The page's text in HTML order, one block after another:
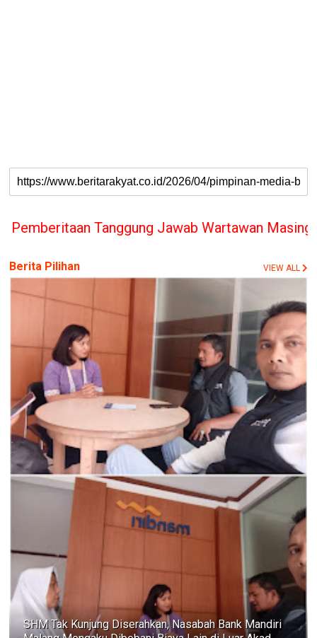
Jawab Wartawan Masing-masing, PT.
Berita Pilihan VIEW ALL
SHM Tak Kunjung Diserahkan, Nasabah Bank Mandiri